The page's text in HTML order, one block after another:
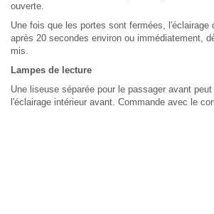
ouverte.
Une fois que les portes sont fermées, l'éclairage
après 20 secondes environ ou immédiatement,
mis.
Lampes de lecture
Une liseuse séparée pour le passager avant
l'éclairage intérieur avant. Commande avec le